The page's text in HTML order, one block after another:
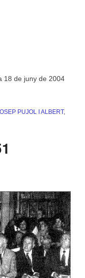
18 de juny de 2004
PUJOL I ALBERT,